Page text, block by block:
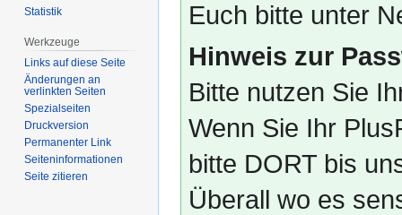
Euch bitte unter
Hinweis zur
Bitte nutzen Sie
Wenn Sie Ihr
bitte DORT bis
Überall wo es
Statistik
Werkzeuge
Links auf diese Seite
Änderungen an
verlinkten Seiten
Spezialseiten
Druckversion
Permanenter Link
Seiten­­informationen
Seite zitieren